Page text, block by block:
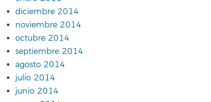
diciembre 2014
noviembre 2014
octubre 2014
septiembre 2014
agosto 2014
julio 2014
junio 2014